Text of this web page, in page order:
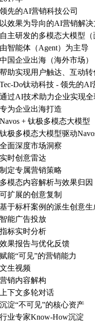
领先的AI营销科技公司
以效果为导向的AI营销解决
自主研发的多模态大模型（
由智能体（Agent）为主导
中国企业出海（海外市场）
帮助实现用户触达、互动
Tec-Do钛动科技 - 领先的AI
通过AI技术助力企业实现
专为企业出海打造
Navos + 钛极多模态大模型
钛极多模态大模型驱动
全面深度市场洞察
实时创意雷达
制定专属营销策略
多模态内容解析与效果归因
可扩展的创意复制
基于标杆案例的派生创意生
智能广告投放
指标实时分析
效果报告与优化反馈
赋能“可见”的营销能力
文生视频
营销内容解构
上下文多轮对话
沉淀“不可见”的核心资产
行业专家Know-How沉淀